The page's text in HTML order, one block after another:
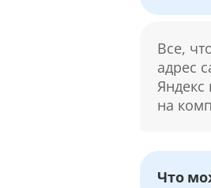
Все,
адрес
Яндекс
на
Что